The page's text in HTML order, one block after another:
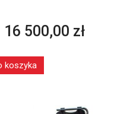
16 500,00 zł
koszyka